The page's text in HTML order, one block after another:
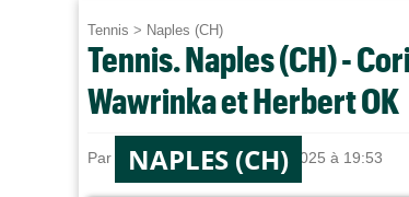
Tennis > Naples (CH)
Tennis. Naples (CH) -
Wawrinka et Herbert OK
Par Jules HARODEle 25/03/2025 à 19:53
NAPLES (CH)